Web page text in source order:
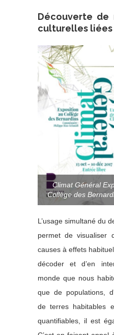
Découverte de
culturelles liées
Climat Général
Collège des
L’usage simultané du
permet de visualiser
causes à effets
décoder et d’en
monde que nous
que de populations,
de terres habitables
quantifiables, il est